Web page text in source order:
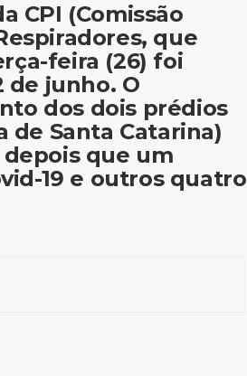
CPI (Comissão
que
feira (26) foi
de junho. O
dos dois prédios
de Santa Catarina)
que um
19 e outros quatro